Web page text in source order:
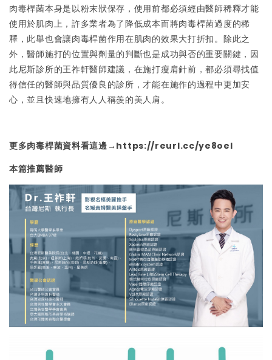
肉毒桿菌本身是以粉末狀保存，使用前都必須經由醫師稀釋才能
使用於肌肉上，許多業者為了降低成本而將肉毒桿菌過度的稀
釋，此舉也會讓肉毒桿菌作用在肌肉的效果大打折扣。除此之
外，醫師施打的位置與劑量的判斷也是成功與否的重要關鍵，因
此尼斯診所的王祚軒醫師建議，在施打瘦肩針前，都必須尋找值
得信任的醫師與品質優良的診所，才能在施作的過程中更加安
心，並且快速地擁有人人稱羨的美人肩。
更多肉毒桿菌資料看這邊→ https://reurl.cc/ye8oel
本篇推薦醫師